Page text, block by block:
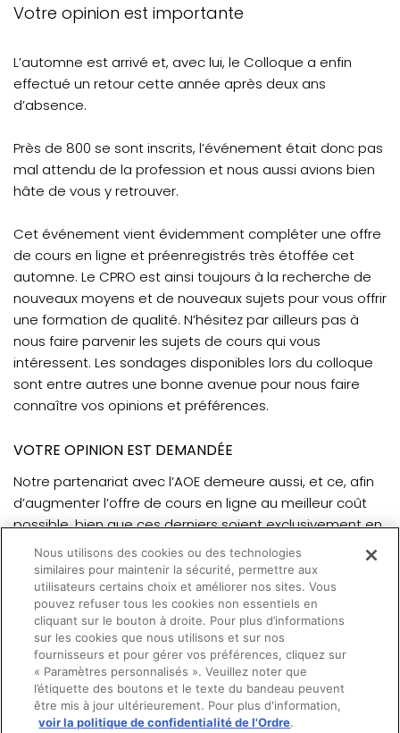
Votre opinion est importante
L’automne est arrivé et, avec lui, le Colloque a enfin
effectué un retour cette année après deux ans
d’absence.
Près de 800 se sont inscrits, l’événement était donc pas
mal attendu de la profession et nous aussi avions bien
hâte de vous y retrouver.
Cet événement vient évidemment compléter une offre
de cours en ligne et préenregistrés très étoffée cet
automne. Le CPRO est ainsi toujours à la recherche de
nouveaux moyens et de nouveaux sujets pour vous offrir
une formation de qualité. N’hésitez par ailleurs pas à
nous faire parvenir les sujets de cours qui vous
intéressent. Les sondages disponibles lors du colloque
sont entre autres une bonne avenue pour nous faire
connaître vos opinions et préférences.
VOTRE OPINION EST DEMANDÉE
Notre partenariat avec l’AOE demeure aussi, et ce, afin
d’augmenter l’offre de cours en ligne au meilleur coût
possible, bien que ces derniers soient exclusivement en
anglais.
Nous aimerions savoir si un intérêt réel existe pour faire
la traduction soit par doublage ou par sous-titres d’une
partie ou de la totalité de ces cours. Pour ce faire, nous
ferons un sondage via notre page Facebook.
Nous utilisons des cookies ou des technologies
similaires pour maintenir la sécurité, permettre aux
utilisateurs certains choix et améliorer nos sites. Vous
pouvez refuser tous les cookies non essentiels en
cliquant sur le bouton à droite. Pour plus d’informations
sur les cookies que nous utilisons et sur nos
fournisseurs et pour gérer vos préférences, cliquez sur
« Paramètres personnalisés ». Veuillez noter que
l’étiquette des boutons et le texte du bandeau peuvent
être mis à jour ultérieurement. Pour plus d'information,
voir la politique de confidentialité de l'Ordre.